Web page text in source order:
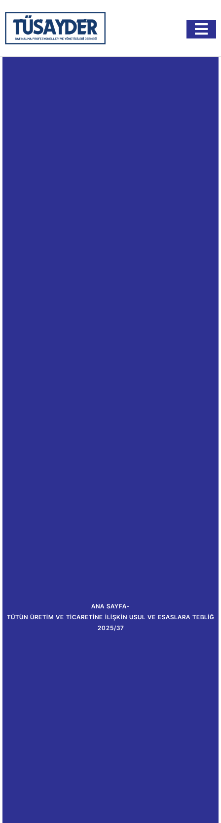
ANA SAYFA-
TÜTÜN ÜRETIM VE TICARETINE İLIŞKIN USUL VE ESASLARA TEBLIĞ
2025/37